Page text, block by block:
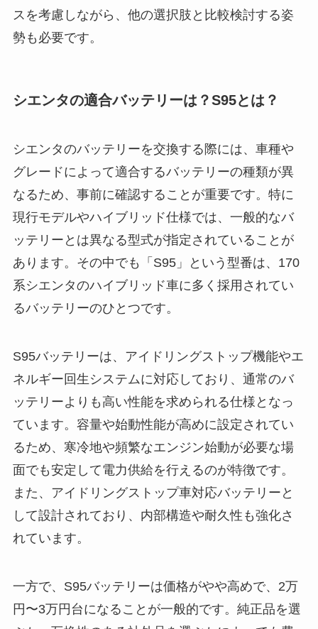
スを考慮しながら、他の選択肢と比較検討する姿
勢も必要です。
シエンタの適合バッテリーは？S95とは？
シエンタのバッテリーを交換する際には、車種や
グレードによって適合するバッテリーの種類が異
なるため、事前に確認することが重要です。特に
現行モデルやハイブリッド仕様では、一般的なバ
ッテリーとは異なる型式が指定されていることが
あります。その中でも「S95」という型番は、170
系シエンタのハイブリッド車に多く採用されてい
るバッテリーのひとつです。
S95バッテリーは、アイドリングストップ機能やエ
ネルギー回生システムに対応しており、通常のバ
ッテリーよりも高い性能を求められる仕様となっ
ています。容量や始動性能が高めに設定されてい
るため、寒冷地や頻繁なエンジン始動が必要な場
面でも安定して電力供給を行えるのが特徴です。
また、アイドリングストップ車対応バッテリーと
して設計されており、内部構造や耐久性も強化さ
れています。
一方で、S95バッテリーは価格がやや高めで、2万
円〜3万円台になることが一般的です。純正品を選